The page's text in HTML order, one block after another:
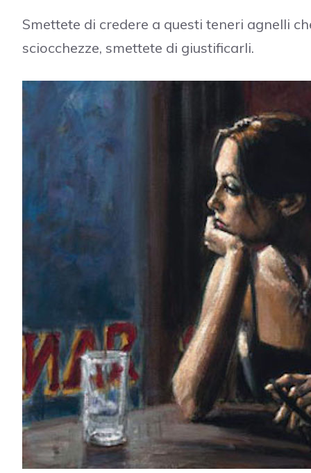
Smettete di credere a questi teneri agnelli
sciocchezze, smettete di giustificarli.